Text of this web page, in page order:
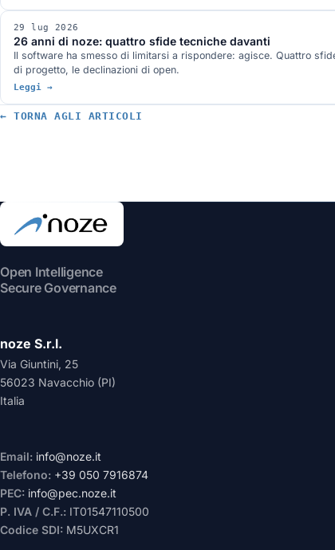
29 lug 2026
26 anni di noze: quattro sfide tecniche davanti
Il software ha smesso di limitarsi a rispondere: agisce. Quattro
di progetto, le declinazioni di open.
Leggi →
← TORNA AGLI ARTICOLI
Open Intelligence
Secure Governance
noze S.r.l.
Via Giuntini, 25
56023 Navacchio (PI)
Italia
Email: info@noze.it
Telefono: +39 050 7916874
PEC: info@pec.noze.it
P. IVA / C.F.: IT01547110500
Codice SDI: M5UXCR1